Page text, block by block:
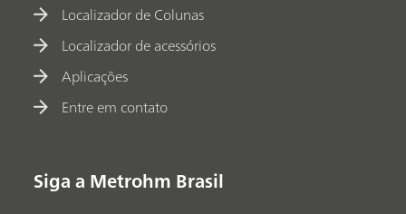
Localizador de Colunas
Localizador de acessórios
Aplicações
Entre em contato
Siga a Metrohm Brasil